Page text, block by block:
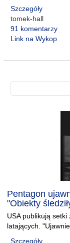
Szczegóły
tomek-hall
91 komentarzy
Link na Wykop
Pentagon
"Obiekty
USA publikują
latających.
Szczegóły